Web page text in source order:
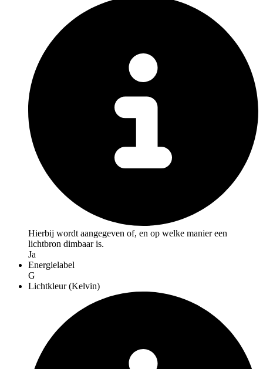
Hierbij wordt aangegeven of, en op welke manier een
lichtbron dimbaar is.
Ja
Energielabel
G
Lichtkleur (Kelvin)